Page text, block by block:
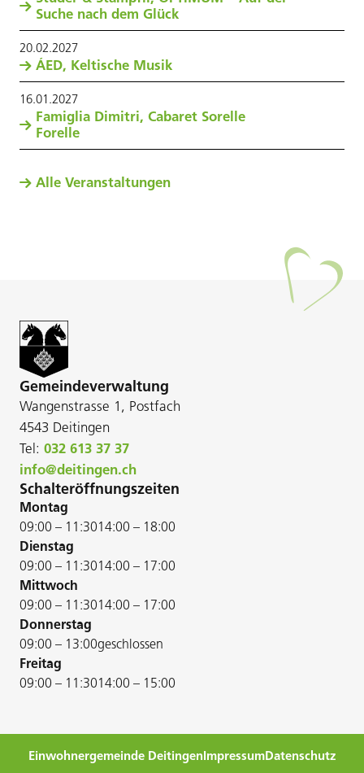
Suche nach dem Glück
20.02.2027
ÁED, Keltische Musik
16.01.2027
Famiglia Dimitri, Cabaret Sorelle
Forelle
Alle Veranstaltungen
Gemeindeverwaltung
Wangenstrasse 1, Postfach
4543 Deitingen
Tel: 032 613 37 37
info@deitingen.ch
Schalteröffnungszeiten
Montag
09:00 – 11:3014:00 – 18:00
Dienstag
09:00 – 11:3014:00 – 17:00
Mittwoch
09:00 – 11:3014:00 – 17:00
Donnerstag
09:00 – 13:00geschlossen
Freitag
09:00 – 11:3014:00 – 15:00
Einwohnergemeinde DeitingenImpressumDatenschutz